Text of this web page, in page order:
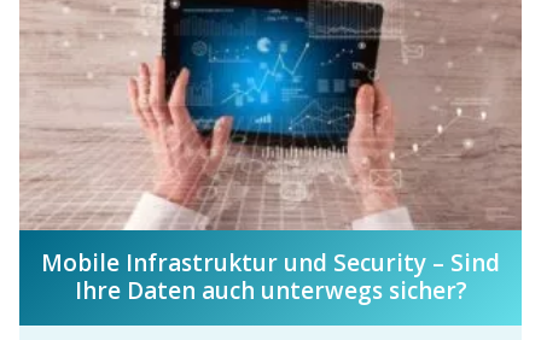
Mobile Infrastruktur und Security – Sind
Ihre Daten auch unterwegs sicher?